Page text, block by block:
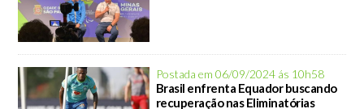
Postada em 06/09/2024 ás 10h58
Brasil enfrenta Equador buscando
recuperação nas Eliminatórias